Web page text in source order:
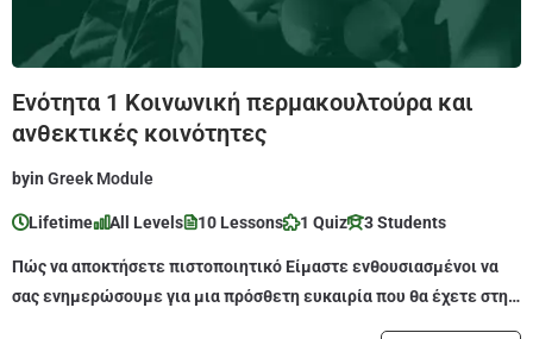
Ενότητα 1 Κοινωνική περμακουλτούρα και
ανθεκτικές κοινότητες
byin Greek Module
Lifetime All Levels 10 Lessons 1 Quiz 3 Students
Πώς να αποκτήσετε πιστοποιητικό Είμαστε ενθουσιασμένοι να
σας ενημερώσουμε για μια πρόσθετη ευκαιρία που θα έχετε στη